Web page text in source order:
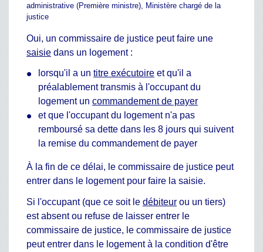
administrative (Première ministre), Ministère chargé de la
justice
Oui, un commissaire de justice peut faire une
saisie dans un logement :
lorsqu'il a un titre exécutoire et qu'il a
préalablement transmis à l'occupant du
logement un commandement de payer
et que l'occupant du logement n'a pas
remboursé sa dette dans les 8 jours qui suivent
la remise du commandement de payer
À la fin de ce délai, le commissaire de justice peut
entrer dans le logement pour faire la saisie.
Si l'occupant (que ce soit le débiteur ou un tiers)
est absent ou refuse de laisser entrer le
commissaire de justice, le commissaire de justice
peut entrer dans le logement à la condition d'être